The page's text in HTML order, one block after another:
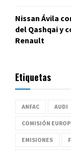
Nissan Ávila
del Qashqai y
Renault
Etiquetas
ANFAC AUDI
COMISIÓN
EMISIONES